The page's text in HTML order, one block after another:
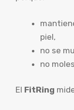
piel,
no se
no
El FitRing